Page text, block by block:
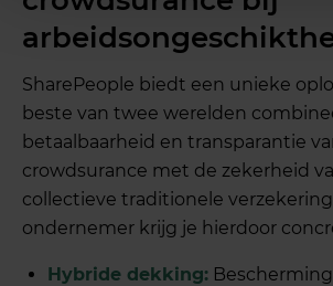
SharePeople biedt een unieke
beste van twee werelden
betaalbaarheid en transparantie
crowdsurance met de zekerheid
collectieve traditionele
ondernemer krijg je hierdoor
Hybride dekking: